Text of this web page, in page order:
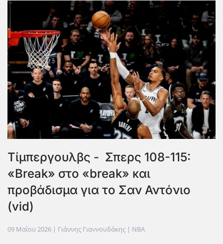
Τίμπεργουλβς - Σπερς 108-115:
«Break» στο «break» και
προβάδισμα για το Σαν Αντόνιο
(vid)
09 Μαΐου 2026 | Γιάννης Γιαννουδάκης | NBA